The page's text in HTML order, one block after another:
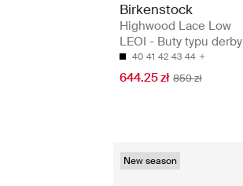
Birkenstock
Highwood Lace Low
LEOI - Buty typu derby
40 41 42 43 44
644.25 zł 859 zł
New season